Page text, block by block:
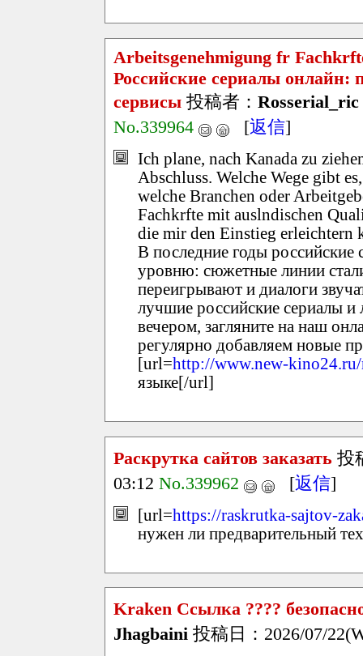
Arbeitsgenehmigung fr
Российские сериалы онлайн:
сервисы 投稿者： Rosserial_ric
No.339964
[返信]
Ich plane, nach Kanada zu
Abschluss. Welche Wege gibt
welche Branchen oder
Fachkrfte mit auslndischen
die mir den Einstieg erleichtern
В последние годы
уровню: сюжетные линии
переигрывают и диалоги
лучшие российские сериалы и
вечером, загляните на наш
регулярно добавляем новые
[url=http://www.new-
языке[/url]
Раскрутка сайтов заказать 投
03:12 No.339962 [返信]
[url=https://raskrutka-sajtov-
нужен ли предварительный
Kraken Ссылка ????
Jhagbaini 投稿日：2026/07/